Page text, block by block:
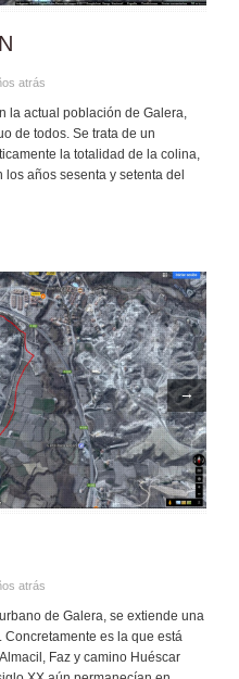
atrás
la actual población de Galera,
de todos. Se trata de un
la totalidad de la colina,
años sesenta y setenta del
→
atrás
de Galera, se extiende una
es la que está
Faz y camino Huéscar